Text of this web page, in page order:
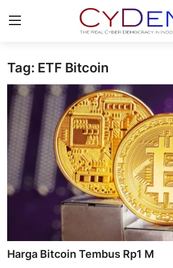
Login
Home
News
Contact
Politik
Nasional
Tag: ETF Bitcoin
Harga Bitcoin Tembus Rp1 M